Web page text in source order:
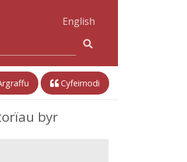
English
Cyfeirnodi
byr